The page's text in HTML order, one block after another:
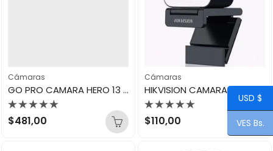
Cámaras
GO PRO CAMARA HERO 13 BLACK
Valorado
con
$481,00
Cámaras
HIKVISION CAMARA WEB 2K DS-UL4
Valorado
con
$110,00
USD $
VES Bs.